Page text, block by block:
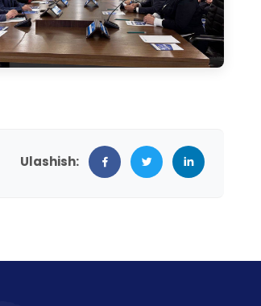
Ulashish: